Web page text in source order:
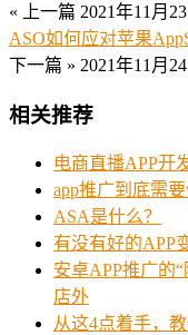
« 上一篇 2021年11月
ASO如何应对苹果
下一篇 » 2021年11月
相关推荐
电商直播APP开
app推广到底需要
ASA是什么？
有没有好的APP
安卓APP推广的
店外
从这4点着手，